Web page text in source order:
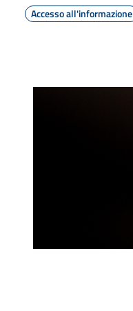
Accesso all'informazione